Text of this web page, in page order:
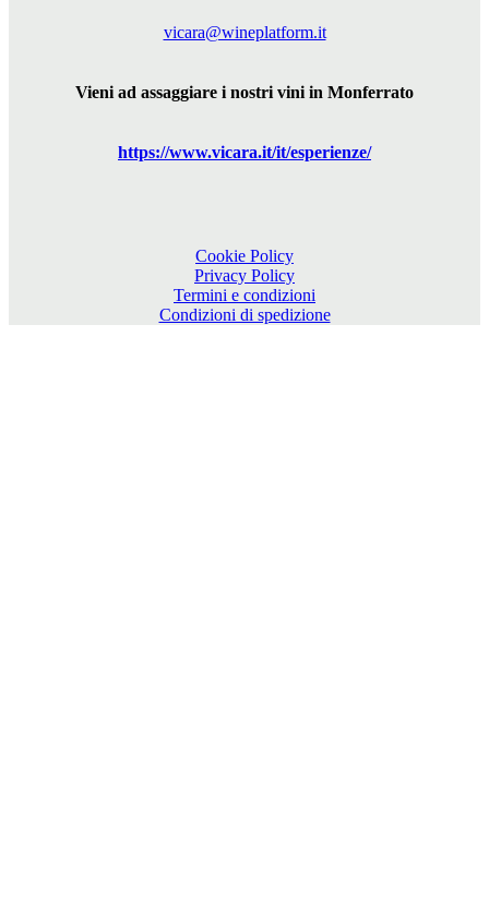
vicara@wineplatform.it
Vieni ad assaggiare i nostri vini in Monferrato
https://www.vicara.it/it/esperienze/
Cookie Policy
Privacy Policy
Termini e condizioni
Condizioni di spedizione